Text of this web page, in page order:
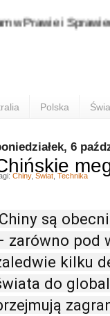
i
Polska
6
Chiny są
zarówno pod
kilku
do
Chiny, Świat Technika